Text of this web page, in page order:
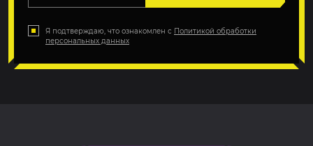
Я подтверждаю, что ознакомлен с Политикой обработки
персональных данных